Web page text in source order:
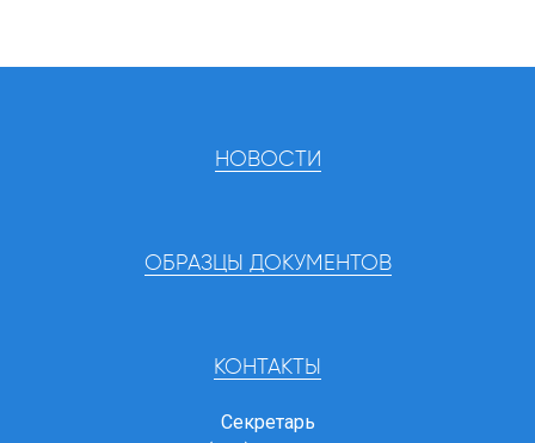
НОВОСТИ
ОБРАЗЦЫ ДОКУМЕНТОВ
КОНТАКТЫ
Секретарь